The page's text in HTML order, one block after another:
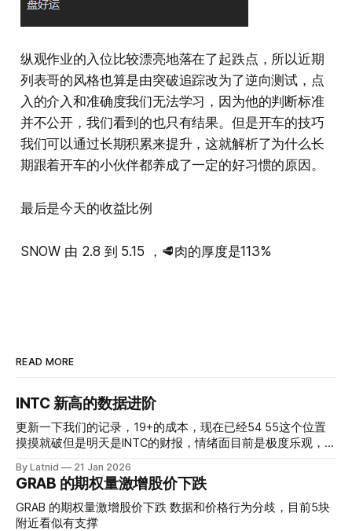
纵观作业的入位比较漂亮地落在了起跌点，所以近期
列表哥的风格也算是由突破追踪改为了逆向测试，点
入的介入和准确度我们无法学习，因为他的判断标准
并不公开，我们看到的也只有结果。但是开车的技巧
我们可以通过长期积累来提升，这就解析了为什么长
期跟着开车的小伙伴都养成了一定的好习惯的原因。
最后是今天的收益比例
SNOW 由 2.8 到 5.15 ，🥩肉的厚度是113%
READ MORE
INTC 新高的数据进阶
更新一下我们的记录，19+的成本，现在已经54 55这个位置
摸摸就破但是明天是INTC的财报，情绪面目前是极度乐观，反
是突破前的支撑CC感觉可以做，放远些, 因为18A的经验还未
真正得到普遍大众的关注，当然财报可以继续出新消息顶一下
压力位置。 数据在70驻扎 整体呈现 47 – 60 短期位置
By Latnid 21 Jan 2026
GRAB 的期权量激增股价下跌
GRAB 的期权量激增股价下跌 数据和价格行为分歧，目前5块
附近看似有支撑